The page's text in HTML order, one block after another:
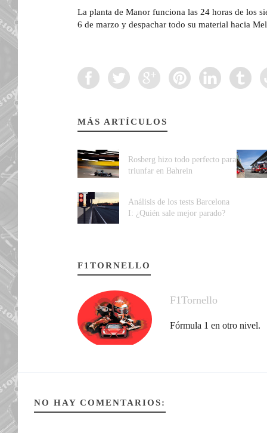
La planta de Manor funciona las 24 horas de los
6 de marzo y despachar todo su material hacia
MÁS ARTÍCULOS
Rosberg hizo todo perfecto para
triunfar en Bahrein
Análisis de los tests Barcelona
I: ¿Quién sale mejor parado?
F1TORNELLO
F1Tornello
Fórmula 1 en otro nivel.
NO HAY COMENTARIOS: